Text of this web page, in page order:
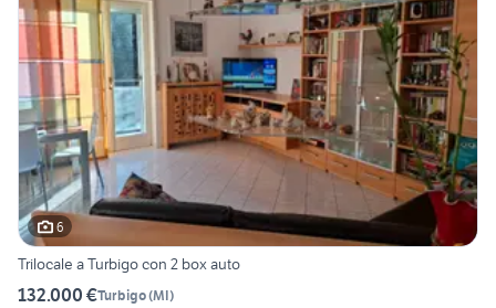
6
Trilocale a Turbigo con 2 box auto
132.000 €Turbigo(MI)